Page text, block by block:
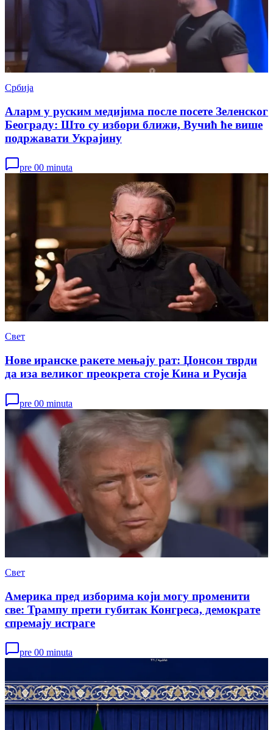
Србија
Аларм у руским медијима после посете Зеленског
Београду: Што су избори ближи, Вучић ће више
подржавати Украјину
pre 00 minuta
Свет
Нове иранске ракете мењају рат: Џонсон тврди
да иза великог преокрета стоје Кина и Русија
pre 00 minuta
Свет
Америка пред изборима који могу променити
све: Трампу прети губитак Конгреса, демократе
спремају истраге
pre 00 minuta